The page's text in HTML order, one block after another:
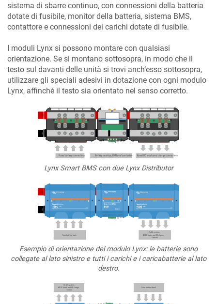
sistema di sbarre continuo, con connessioni della batteria
dotate di fusibile, monitor della batteria, sistema BMS,
contattore e connessioni dei carichi dotate di fusibile.
I moduli Lynx si possono montare con qualsiasi
orientazione. Se si montano sottosopra, in modo che il
testo sul davanti delle unità si trovi anch’esso sottosopra,
utilizzare gli speciali adesivi in dotazione con ogni modulo
Lynx, affinché il testo sia orientato nel senso corretto.
Lynx Smart BMS con due Lynx Distributor
Esempio di orientazione del modulo Lynx: le batterie sono
collegate al lato sinistro e tutti i carichi e i caricabatterie al lato
destro.